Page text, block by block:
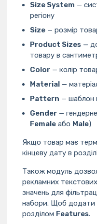
Size System —
регіону
Size — розмір
Product Sizes —
товару в
Color — колір
Material —
Pattern — шаблон
Gender —
Female або Male)
Якщо товар має
кінцеву дату в
Також модуль
рекламних
значень для
набори. Щоб додати
розділом Features.